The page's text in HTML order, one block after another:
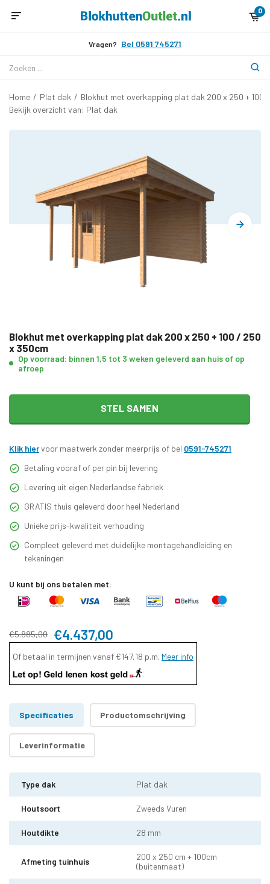
0
Vragen? Bel 0591 745271
Home / Plat dak / Blokhut met overkapping plat dak 200 x 250 + 100
Bekijk overzicht van: Plat dak
Blokhut met overkapping plat dak 200 x 250 + 100 / 250
x 350cm
Op voorraad: binnen 1,5 tot 3 weken geleverd aan huis of op
afroep
STEL SAMEN
Klik hiervoor maatwerk zonder meerprijs of bel 0591-745271
Betaling vooraf of per pin bij levering
Levering uit eigen Nederlandse fabriek
GRATIS thuis geleverd door heel Nederland
Unieke prijs-kwaliteit verhouding
Compleet geleverd met duidelijke montagehandleiding en
tekeningen
U kunt bij ons betalen met:
€5.885,00 €4.437,00
Of betaal in termijnen vanaf €147,18 p.m. Meer info
Specificaties Productomschrijving
Leverinformatie
Type dak Plat dak
Houtsoort Zweeds Vuren
Houtdikte 28 mm
Afmeting tuinhuis
200 x 250 cm + 100cm
(buitenmaat)